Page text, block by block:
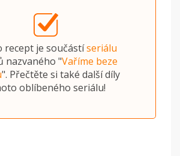
recept je součástíseriálu
nazvaného "Vaříme beze
". Přečtěte si také další díly
oblíbeného seriálu!